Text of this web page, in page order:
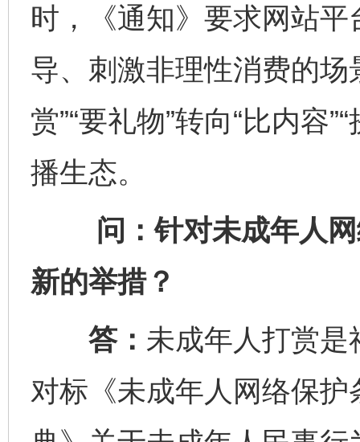
时，《通知》要求网站
导、刺激非理性消费的场
赏”“要礼物”转向“比内容
播生态。
问：针对未成年人网
新的举措？
答： 未成年人打赏
对标《未成年人网络保